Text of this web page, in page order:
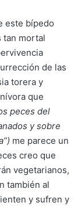
este bípedo
tan mortal
de las
torera y
que
peces del
y sobre
me parece un
creo que
vegetarianos,
también al
y sufren y